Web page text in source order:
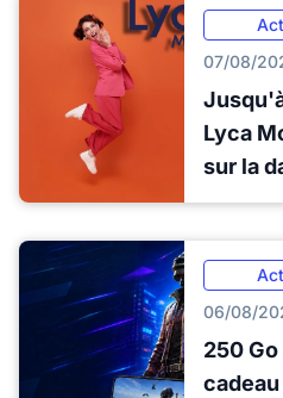
07/08/
Lyca
sur la
06/08/
250